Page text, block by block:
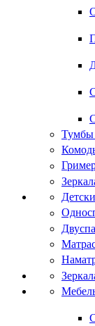
Тумбы